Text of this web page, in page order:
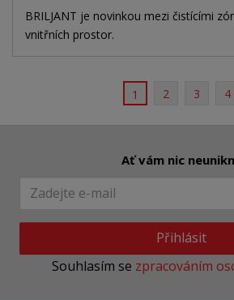
BRILJANT je novinkou mezi čistícími
vnitřních prostor.
1 2 3 4
Ať vám nic
Přihlásit
Souhlasím se zpracováním